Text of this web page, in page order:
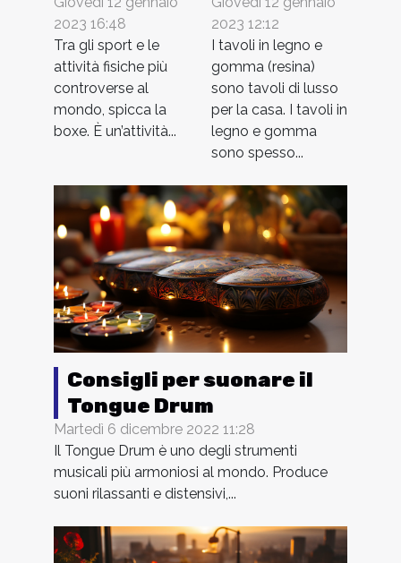
per i
bambini?
2023 16:48
Tra gli sport e le
attività fisiche più
controverse al
mondo, spicca la
boxe. È un’attività...
legno e
gomma?
2023 12:12
I tavoli in legno e
gomma (resina)
sono tavoli di lusso
per la casa. I tavoli in
legno e gomma
sono spesso...
Consigli per suonare il
Tongue Drum
Martedì 6 dicembre 2022 11:28
Il Tongue Drum è uno degli strumenti
musicali più armoniosi al mondo. Produce
suoni rilassanti e distensivi,...